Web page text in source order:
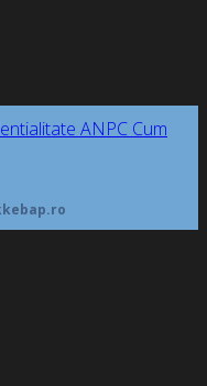
ANPC Cum